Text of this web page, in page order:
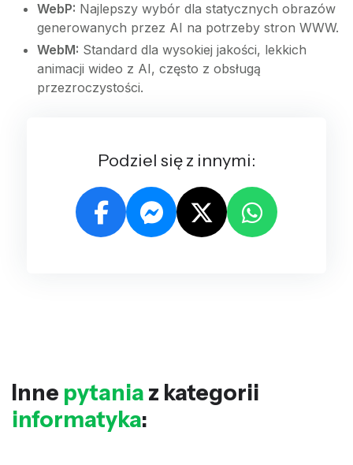
WebP: Najlepszy wybór dla statycznych obrazów
generowanych przez AI na potrzeby stron WWW.
WebM: Standard dla wysokiej jakości, lekkich
animacji wideo z AI, często z obsługą
przezroczystości.
Podziel się z innymi:
Inne pytania z kategorii
informatyka: